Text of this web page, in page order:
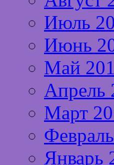
Июль
Июнь
Май
Апрель
Март
Январь